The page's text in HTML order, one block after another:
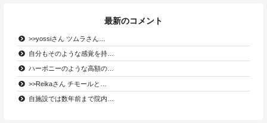
最新のコメント
>>yossiさん ツムラさん…
自分もそのような感覚を持…
ハーボニーのような高額の…
>>Reikaさん チモールと…
自施設では数年前まで院内…